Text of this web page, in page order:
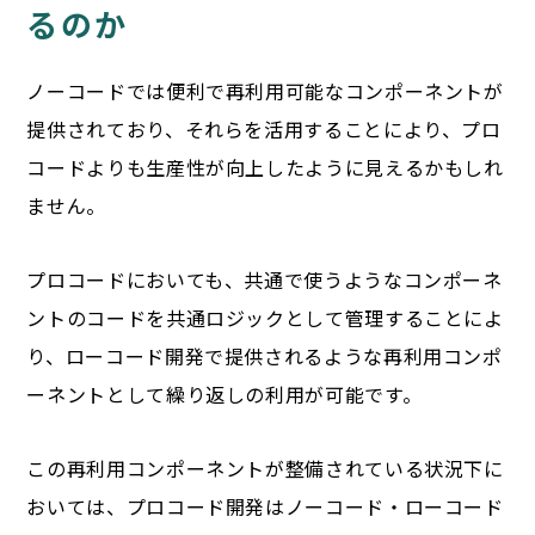
るのか
ノーコードでは便利で再利用可能なコンポーネントが
提供されており、それらを活用することにより、プロ
コードよりも生産性が向上したように見えるかもしれ
ません。
プロコードにおいても、共通で使うようなコンポーネ
ントのコードを共通ロジックとして管理することによ
り、ローコード開発で提供されるような再利用コンポ
ーネントとして繰り返しの利用が可能です。
この再利用コンポーネントが整備されている状況下に
おいては、プロコード開発はノーコード・ローコード